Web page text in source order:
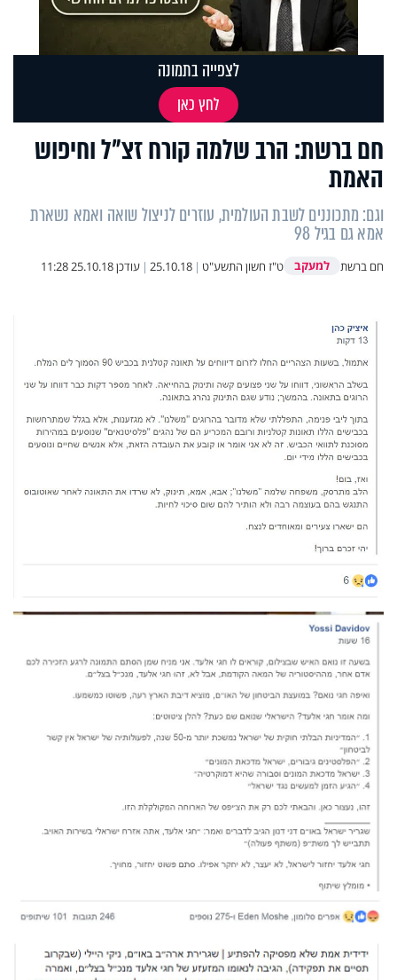
חם ברשת: הרב שלמה קורח זצ"ל וחיפוש
האמת
וגם: מתכוננים לשבת העולמית, עוזרים לניצול שואה ואמא נשארת
אמא גם בגיל 98
חם ברשת למעקב ט"ז חשון התשע"ט |
25.10.18
| עודכן25.10.18 11:28
לצפייה בתמונה
לחץ כאן